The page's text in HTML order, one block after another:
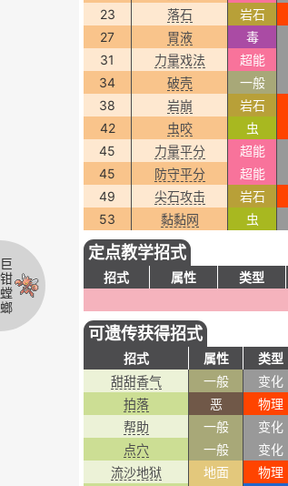
23
落石 岩石
27
胃液 毒
31
力量戏法 超能
34
破壳 一般
38
岩崩 岩石
42
虫咬 虫
45
力量平分 超能
45
防守平分 超能
49
尖石攻击 岩石
53
黏黏网 虫
定点教学招式
招式 属性 类型
可遗传获得招式
招式 属性 类型
甜甜香气
一般 变化
拍落
恶 物理
帮助
一般 变化
点穴
一般 变化
流沙地狱
地面 物理
巨
钳
螳
螂